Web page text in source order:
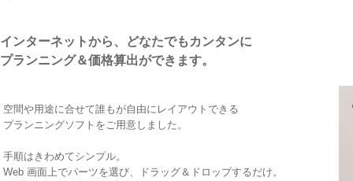
インターネットから、どなたでもカンタンに
プランニング＆価格算出ができます。
空間や用途に合せて誰もが自由にレイアウトできる
プランニングソフトをご用意しました。
手順はきわめてシンプル。
Web 画面上でパーツを選び、ドラッグ＆ドロップするだけ。